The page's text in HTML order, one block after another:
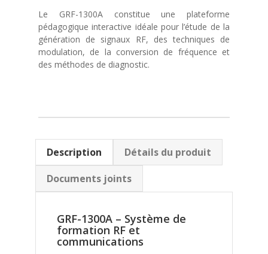
Le GRF-1300A constitue une plateforme
pédagogique interactive idéale pour l’étude de la
génération de signaux RF, des techniques de
modulation, de la conversion de fréquence et
des méthodes de diagnostic.
Description
Détails du produit
Documents joints
GRF-1300A – Système de
formation RF et
communications